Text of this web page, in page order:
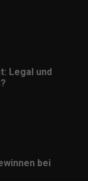
Legal und
bei